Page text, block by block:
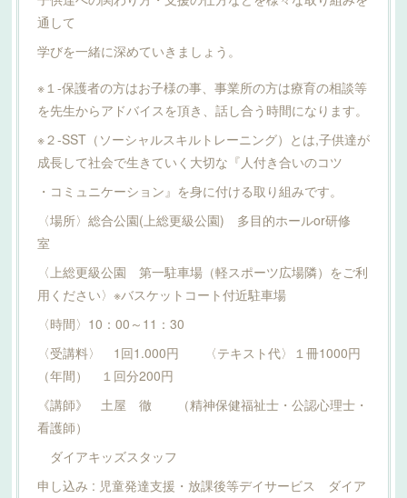
通して
学びを一緒に深めていきましょう。
※１-保護者の方はお子様の事、事業所の方は療育の相談等
を先生からアドバイスを頂き、話し合う時間になります。
※２-SST（ソーシャルスキルトレーニング）とは,子供達が
成長して社会で生きていく大切な『人付き合いのコツ
・コミュニケーション』を身に付ける取り組みです。
〈場所〉総合公園(上総更級公園) 多目的ホールor研修
室
〈上総更級公園 第一駐車場（軽スポーツ広場隣）をご利
用ください〉※バスケットコート付近駐車場
〈時間〉10：00～11：30
〈受講料〉 1回1.000円 〈テキスト代〉１冊1000円
（年間） １回分200円
《講師》 土屋 徹 （精神保健福祉士・公認心理士・
看護師）
ダイアキッズスタッフ
申し込み : 児童発達支援・放課後等デイサービス ダイア